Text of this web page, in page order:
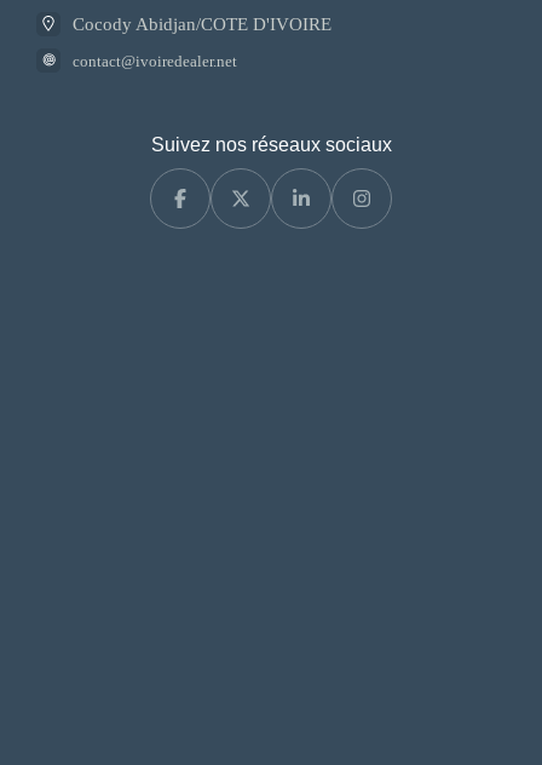
Cocody Abidjan/COTE D'IVOIRE
contact@ivoiredealer.net
Suivez nos réseaux sociaux